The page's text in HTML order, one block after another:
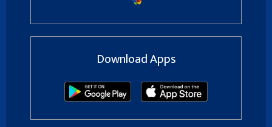
Download Apps